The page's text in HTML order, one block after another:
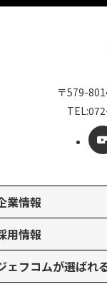
〒579-
TEL:
業情報
用情報
ェフコムが選ばれ